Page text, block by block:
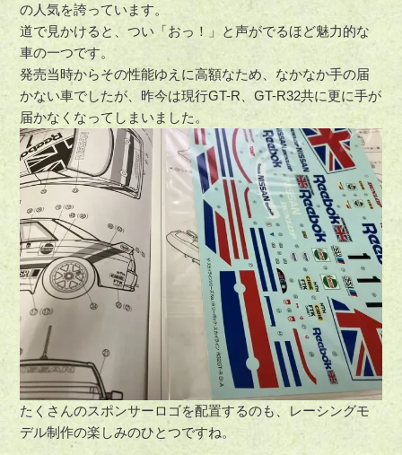
の人気を誇っています。
道で見かけると、つい「おっ！」と声がでるほど魅力的な
車の一つです。
発売当時からその性能ゆえに高額なため、なかなか手の届
かない車でしたが、昨今は現行GT-R、GT-R32共に更に手が
届かなくなってしまいました。
たくさんのスポンサーロゴを配置するのも、レーシングモ
デル制作の楽しみのひとつですね。